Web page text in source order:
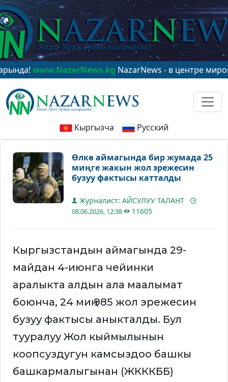
www.NazarNews.kgNazarNews - в центре мирового
Кыргызча Русский
Өлкө аймагында бир жумада 25
миңге жакын жол эрежесин
бузуу фактысы катталды
Журналист: АЙСУЛУУ ТАЛАНТ
08.06.2026, 12:38 11605
Кыргызстандын аймагында 29-
майдан 4-июнга чейинки
аралыкта алдын ала маалымат
боюнча, 24 миң 985 жол эрежесин
бузуу фактысы аныкталды. Бул
тууралуу Жол кыймылынын
коопсуздугун камсыздоо башкы
башкармалыгынан (ЖКККББ)